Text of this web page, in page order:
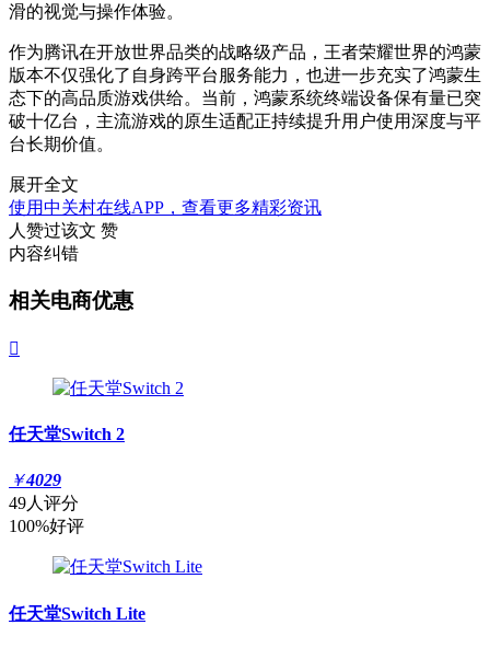
滑的视觉与操作体验。
作为腾讯在开放世界品类的战略级产品，王者荣耀世界的鸿蒙
版本不仅强化了自身跨平台服务能力，也进一步充实了鸿蒙生
态下的高品质游戏供给。当前，鸿蒙系统终端设备保有量已突
破十亿台，主流游戏的原生适配正持续提升用户使用深度与平
台长期价值。
展开全文
使用中关村在线APP，查看更多精彩资讯
人赞过该文 赞
内容纠错
相关电商优惠

任天堂Switch 2
￥4029
49人评分
100%好评
任天堂Switch Lite